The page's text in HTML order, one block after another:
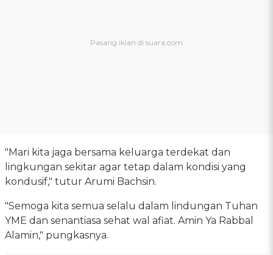
"Mari kita jaga bersama keluarga terdekat dan
lingkungan sekitar agar tetap dalam kondisi yang
kondusif," tutur Arumi Bachsin.
"Semoga kita semua selalu dalam lindungan Tuhan
YME dan senantiasa sehat wal afiat. Amin Ya Rabbal
Alamin," pungkasnya.